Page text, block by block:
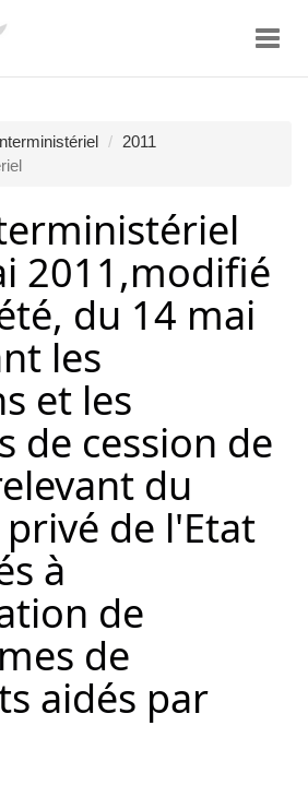
2011
2011,modifié
du 14 mai
les
et les
de cession de
du
de l'Etat
à
de
de
aidés par